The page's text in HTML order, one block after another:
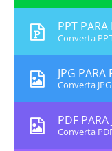
PPT PARA
Converta
JPG PARA
Converta
PDF PARA
Converta